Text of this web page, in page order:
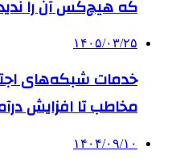
که هیچ‌کس آن را
۱۴۰۵/۰۳/۲۵
مخاطب تا افزایش
۱۴۰۴/۰۹/۱۰